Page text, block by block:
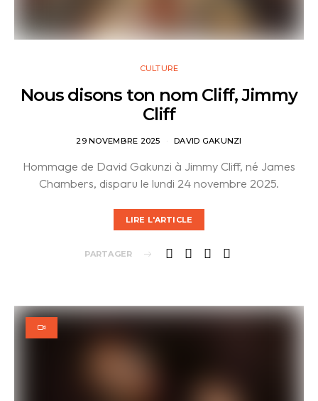
CULTURE
Nous disons ton nom Cliff, Jimmy
Cliff
29 NOVEMBRE 2025 DAVID GAKUNZI
Hommage de David Gakunzi à Jimmy Cliff, né James
Chambers, disparu le lundi 24 novembre 2025.
LIRE L'ARTICLE
PARTAGER